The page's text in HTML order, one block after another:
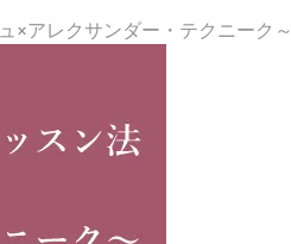
×アレクサンダー・テクニーク～